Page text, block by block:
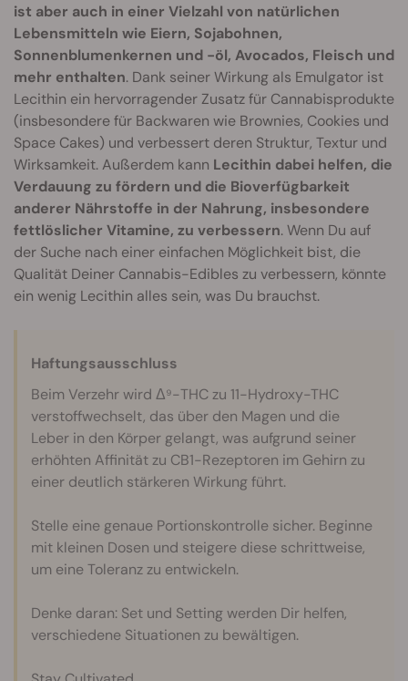
ist aber auch in einer Vielzahl von natürlichen
Lebensmitteln wie Eiern, Sojabohnen,
Sonnenblumenkernen und -öl, Avocados, Fleisch und
mehr enthalten. Dank seiner Wirkung als Emulgator ist
Lecithin ein hervorragender Zusatz für Cannabisprodukte
(insbesondere für Backwaren wie Brownies, Cookies und
Space Cakes) und verbessert deren Struktur, Textur und
Wirksamkeit. Außerdem kann Lecithin dabei helfen, die
Verdauung zu fördern und die Bioverfügbarkeit
anderer Nährstoffe in der Nahrung, insbesondere
fettlöslicher Vitamine, zu verbessern. Wenn Du auf
der Suche nach einer einfachen Möglichkeit bist, die
Qualität Deiner Cannabis-Edibles zu verbessern, könnte
ein wenig Lecithin alles sein, was Du brauchst.
Haftungsausschluss
Beim Verzehr wird Δ⁹-THC zu 11-Hydroxy-THC
verstoffwechselt, das über den Magen und die
Leber in den Körper gelangt, was aufgrund seiner
erhöhten Affinität zu CB1-Rezeptoren im Gehirn zu
einer deutlich stärkeren Wirkung führt.
Stelle eine genaue Portionskontrolle sicher. Beginne
mit kleinen Dosen und steigere diese schrittweise,
um eine Toleranz zu entwickeln.
Denke daran: Set und Setting werden Dir helfen,
verschiedene Situationen zu bewältigen.